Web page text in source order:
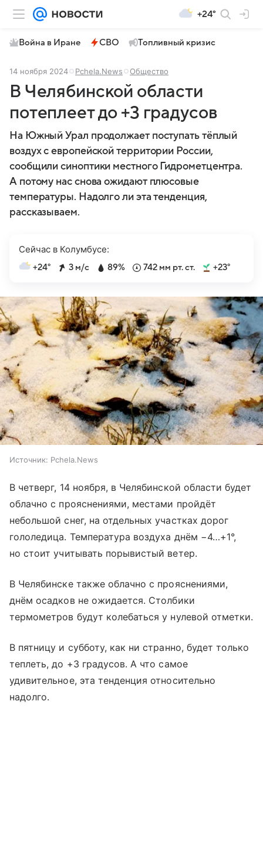
+24°
Война в Иране СВО Топливный кризис
14 ноября 2024 Pchela.News Общество
В Челябинской области
потеплеет до +3 градусов
На Южный Урал продолжает поступать тёплый
воздух с европейской территории России,
сообщили синоптики местного Гидрометцентра.
А потому нас снова ожидают плюсовые
температуры. Надолго ли эта тенденция,
рассказываем.
Сейчас в Колумбусе:
+24° 3 м/с 89% 742 мм рт. ст. +23°
Источник: Pchela.News
В четверг, 14 ноября, в Челябинской области будет
облачно с прояснениями, местами пройдёт
небольшой снег, на отдельных участках дорог
гололедица. Температура воздуха днём −4…+1°,
но стоит учитывать порывистый ветер.
В Челябинске также облачно с прояснениями,
днём осадков не ожидается. Столбики
термометров будут колебаться у нулевой отметки.
В пятницу и субботу, как ни странно, будет только
теплеть, до +3 градусов. А что самое
удивительное, эта тенденция относительно
надолго.